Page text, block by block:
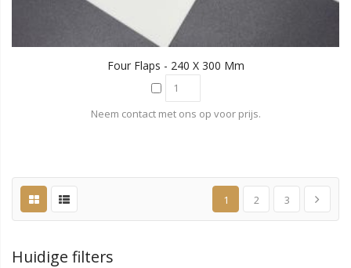
Four Flaps - 240 X 300 Mm
Neem contact met ons op voor prijs.
1 2 3
Huidige filters